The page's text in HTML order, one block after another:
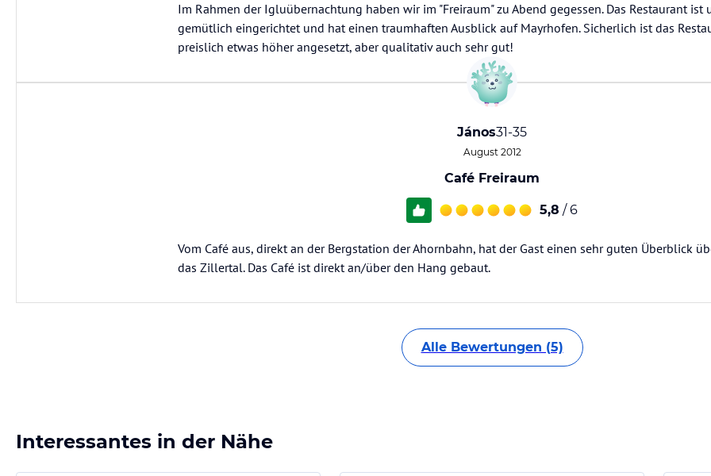
Im Rahmen der Igluübernachtung haben wir im "Freiraum" zu Abend gegessen. Das Restaurant ist
gemütlich eingerichtet und hat einen traumhaften Ausblick auf Mayrhofen. Sicherlich ist das
preislich etwas höher angesetzt, aber qualitativ auch sehr gut!
János31-35
August 2012
Café Freiraum
5,8 / 6
Vom Café aus, direkt an der Bergstation der Ahornbahn, hat der Gast einen sehr guten Überblick
das Zillertal. Das Café ist direkt an/über den Hang gebaut.
Alle Bewertungen (5)
Interessantes in der Nähe